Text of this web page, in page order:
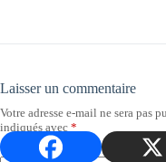
Laisser un commentaire
Votre adresse e-mail ne sera pas
indiqués avec *